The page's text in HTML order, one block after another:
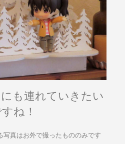
も連れていきたい
ね！
真はお外で撮ったもののみです